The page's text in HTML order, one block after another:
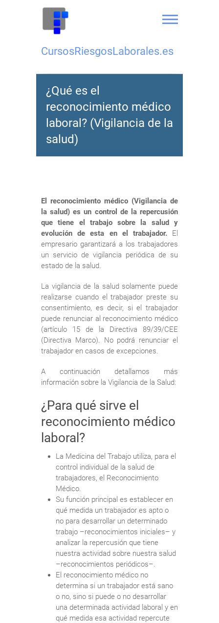
contenido
CursosRiesgosLaborales.es
¿Qué es el
reconocimiento médico
laboral? (Vigilancia de la
salud)
El reconocimiento médico (Vigilancia de
la salud) es un control de la repercusión
que tiene el trabajo sobre la salud y
evolución de esta en el trabajador.El
empresario garantizará a los trabajadores
un servicio de vigilancia periódica de su
estado de la salud.
La vigilancia de la salud solamente puede
realizarse cuando el trabajador preste su
consentimiento, es decir, si el trabajador
puede renunciar al reconocimiento médico
(artículo 15 de la Directiva 89/39/CEE
(Directiva Marco). No podrá renunciar el
trabajador en casos de excepciones.
A continuación detallamos más
información sobre la Vigilancia de la Salud:
¿Para qué sirve el
reconocimiento médico
laboral?
La Medicina del Trabajo utiliza, para el
control individual de la salud de
trabajadores, el Reconocimiento
Médico.
Su función principal es establecer en
qué medida un trabajador es apto o
no para desarrollar un determinado
trabajo –reconocimientos iniciales– y
analizar la repercusión que tiene
nuestra actividad sobre nuestra salud
–reconocimientos periódicos–.
El reconocimiento médico no
determina si un trabajador está sano
o no, sino si puede o no desarrollar
una determinada actividad laboral y en
qué medida esa actividad repercute